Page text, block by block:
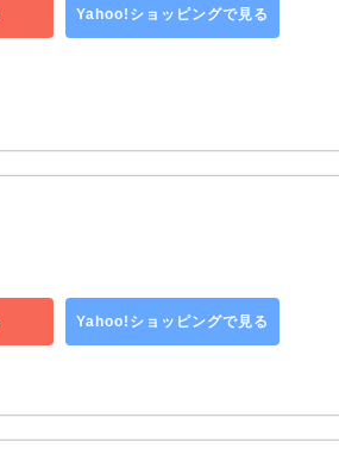
Yahoo!ショッピングで見る
Yahoo!ショッピングで見る